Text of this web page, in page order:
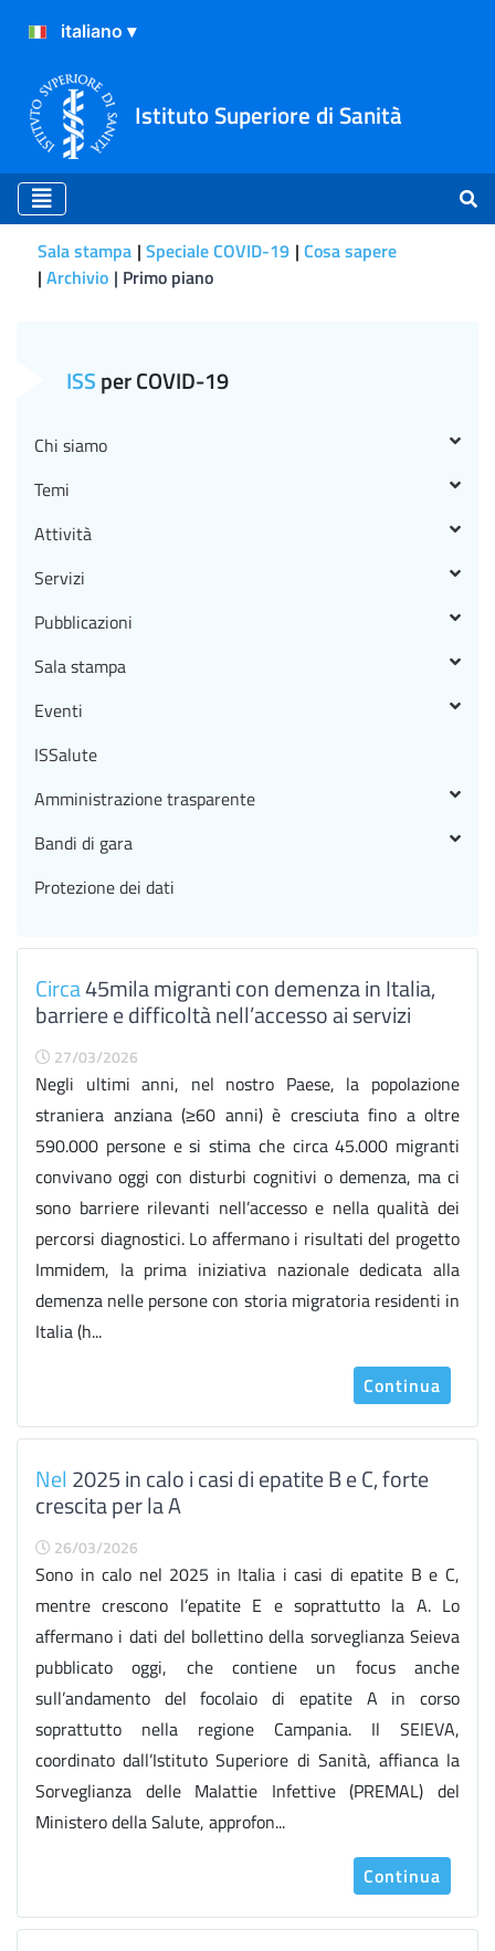
Istituto Superiore di Sanità
Sala stampa Speciale COVID-19 Cosa sapere
Archivio Primo piano
Circa45mila migranti con demenza in Italia,
barriere e difficoltà nell’accesso ai servizi
27/03/2026
Negli ultimi anni, nel nostro Paese, la popolazione
straniera anziana (≥60 anni) è cresciuta fino a oltre
590.000 persone e si stima che circa 45.000 migranti
convivano oggi con disturbi cognitivi o demenza, ma ci
sono barriere rilevanti nell’accesso e nella qualità dei
percorsi diagnostici. Lo affermano i risultati del progetto
Immidem, la prima iniziativa nazionale dedicata alla
demenza nelle persone con storia migratoria residenti in
Italia (h...
Continua
Nel 2025 in calo i casi di epatite B e C, forte
crescita per la A
26/03/2026
Sono in calo nel 2025 in Italia i casi di epatite B e C,
mentre crescono l’epatite E e soprattutto la A. Lo
affermano i dati del bollettino della sorveglianza Seieva
pubblicato oggi, che contiene un focus anche
sull’andamento del focolaio di epatite A in corso
soprattutto nella regione Campania. Il SEIEVA,
coordinato dall’Istituto Superiore di Sanità, affianca la
Sorveglianza delle Malattie Infettive (PREMAL) del
Ministero della Salute, approfon...
Continua
ISSper COVID-19
Chi siamo
Temi
Attività
Servizi
Pubblicazioni
Sala stampa
Eventi
ISSalute
Amministrazione trasparente
Bandi di gara
Protezione dei dati